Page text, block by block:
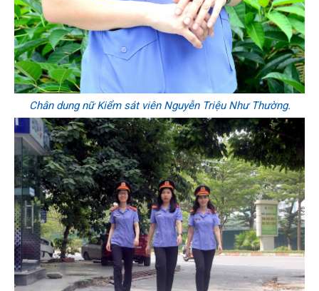
Chân dung nữ Kiểm sát viên Nguyễn Triệu Như Thường.